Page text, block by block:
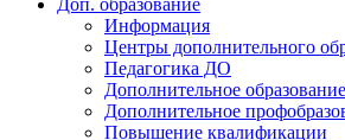
Доп. образование
Информация
Центры дополнительного
Педагогика ДО
Дополнительное
Дополнительное
Повышение квалификации